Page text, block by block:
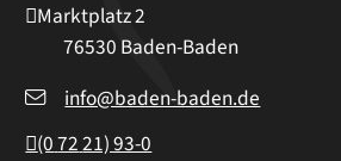
Marktplatz 2
76530 Baden-Baden
info@baden-baden.de
(07221) 93-0